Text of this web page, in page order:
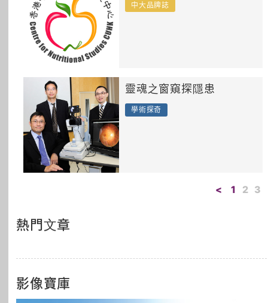
中大品牌誌
靈魂之窗窺探隱患
學術探奇
< 1 2 3
熱門文章
影像寶庫